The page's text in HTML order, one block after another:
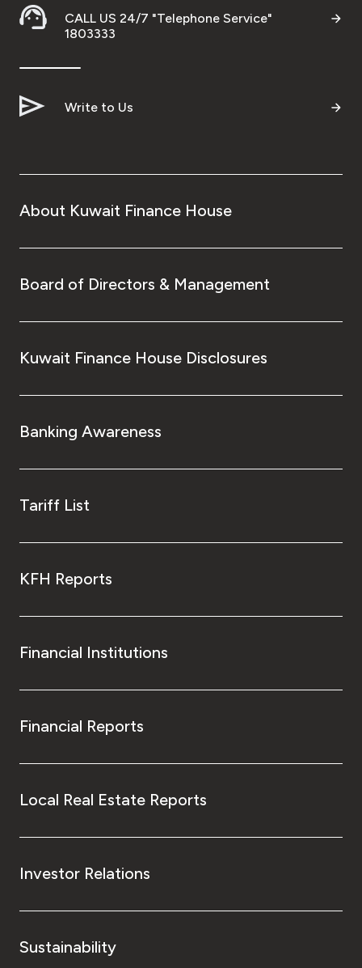
CALL US 24/7 "Telephone Service"
1803333
Write to Us
About Kuwait Finance House
Board of Directors & Management
Kuwait Finance House Disclosures
Banking Awareness
Tariff List
KFH Reports
Financial Institutions
Financial Reports
Local Real Estate Reports
Investor Relations
Sustainability